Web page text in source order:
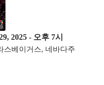
2025 - 오후 7시
스베이거스, 네바다주